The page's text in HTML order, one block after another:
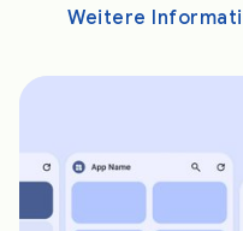
Weitere